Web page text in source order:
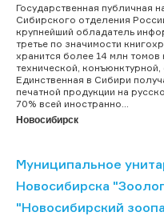
Государственная публичная
Сибирского отделения
крупнейший обладатель
третье по значимости
хранится более 14 млн
технической,
Единственная в Сибири
печатной продукции на
70% всей иностранно...
Новосибирск
Муниципальное
Новосибирска
"Новосибирский